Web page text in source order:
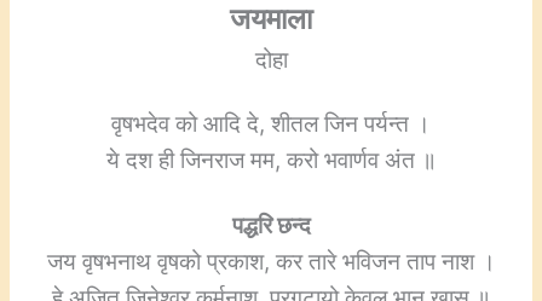
जयमाला
दोहा
वृषभदेव को आदि दे, शीतल जिन पर्यन्त ।
ये दश ही जिनराज मम, करो भवार्णव अंत ॥
पद्धरि छन्द
जय वृषभनाथ वृषको प्रकाश, कर तारे भविजन ताप नाश ।